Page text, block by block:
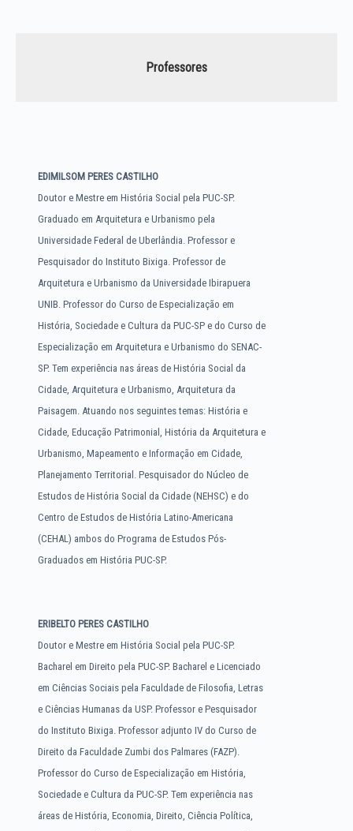
Professores
EDIMILSOM PERES CASTILHO
Doutor e Mestre em História Social pela PUC-SP.
Graduado em Arquitetura e Urbanismo pela
Universidade Federal de Uberlândia. Professor e
Pesquisador do Instituto Bixiga. Professor de
Arquitetura e Urbanismo da Universidade Ibirapuera
UNIB. Professor do Curso de Especialização em
História, Sociedade e Cultura da PUC-SP e do Curso de
Especialização em Arquitetura e Urbanismo do SENAC-
SP. Tem experiência nas áreas de História Social da
Cidade, Arquitetura e Urbanismo, Arquitetura da
Paisagem. Atuando nos seguintes temas: História e
Cidade, Educação Patrimonial, História da Arquitetura e
Urbanismo, Mapeamento e Informação em Cidade,
Planejamento Territorial. Pesquisador do Núcleo de
Estudos de História Social da Cidade (NEHSC) e do
Centro de Estudos de História Latino-Americana
(CEHAL) ambos do Programa de Estudos Pós-
Graduados em História PUC-SP.
ERIBELTO PERES CASTILHO
Doutor e Mestre em História Social pela PUC-SP.
Bacharel em Direito pela PUC-SP. Bacharel e Licenciado
em Ciências Sociais pela Faculdade de Filosofia, Letras
e Ciências Humanas da USP. Professor e Pesquisador
do Instituto Bixiga. Professor adjunto IV do Curso de
Direito da Faculdade Zumbi dos Palmares (FAZP).
Professor do Curso de Especialização em História,
Sociedade e Cultura da PUC-SP. Tem experiência nas
áreas de História, Economia, Direito, Ciência Política,